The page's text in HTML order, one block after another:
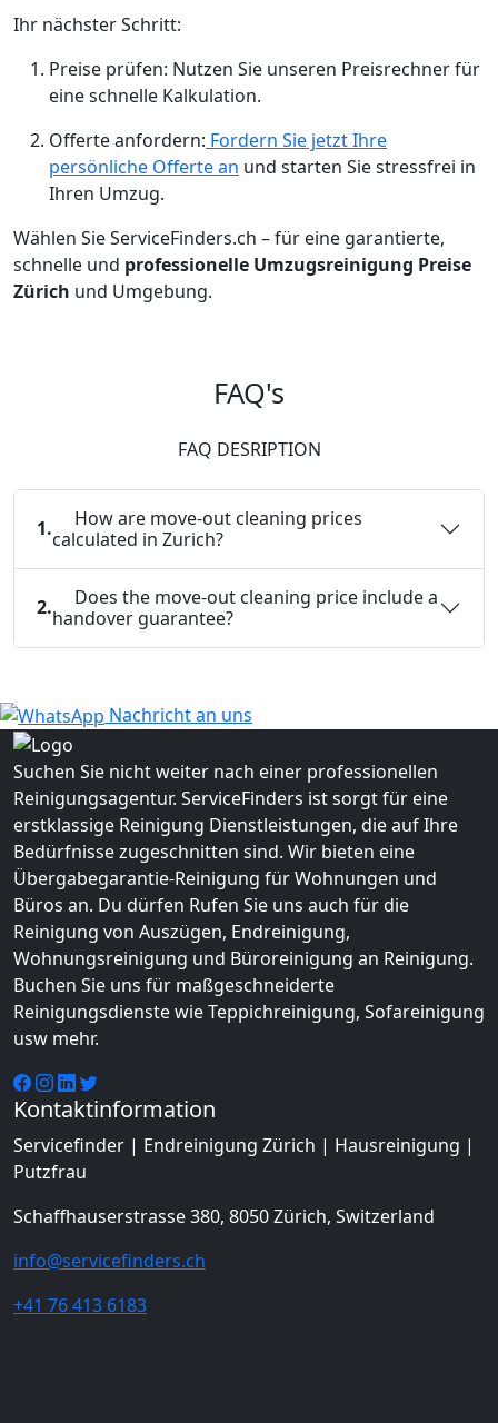
Ihr nächster Schritt:
Preise prüfen: Nutzen Sie unseren Preisrechner für
eine schnelle Kalkulation.
Offerte anfordern: Fordern Sie jetzt Ihre
persönliche Offerte an und starten Sie stressfrei in
Ihren Umzug.
Wählen Sie ServiceFinders.ch – für eine garantierte,
schnelle und professionelle Umzugsreinigung Preise
Zürich und Umgebung.
FAQ's
FAQ DESRIPTION
1.calculated in Zurich?
2.handover guarantee?
Nachricht an uns
Suchen Sie nicht weiter nach einer professionellen
Reinigungsagentur. ServiceFinders ist sorgt für eine
erstklassige Reinigung Dienstleistungen, die auf Ihre
Bedürfnisse zugeschnitten sind. Wir bieten eine
Übergabegarantie-Reinigung für Wohnungen und
Büros an. Du dürfen Rufen Sie uns auch für die
Reinigung von Auszügen, Endreinigung,
Wohnungsreinigung und Büroreinigung an Reinigung.
Buchen Sie uns für maßgeschneiderte
Reinigungsdienste wie Teppichreinigung, Sofareinigung
usw mehr.
Kontaktinformation
Servicefinder | Endreinigung Zürich | Hausreinigung |
Putzfrau
Schaffhauserstrasse 380, 8050 Zürich, Switzerland
info@servicefinders.ch
+41 76 413 6183